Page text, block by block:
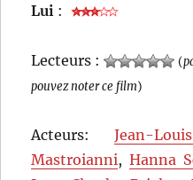
Lui :
Lecteurs : (
pouvez noter ce film)
Acteurs:Jean-
Mastroianni,Hanna